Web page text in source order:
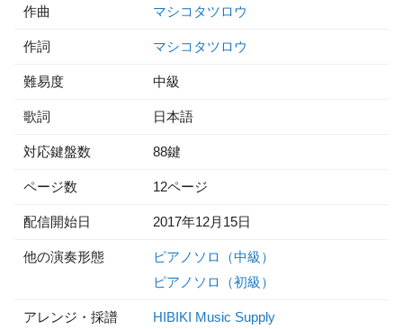
作曲 マシコタツロウ
作詞 マシコタツロウ
難易度 中級
歌詞 日本語
対応鍵盤数 88鍵
ページ数 12ページ
配信開始日 2017年12月15日
他の演奏形態
ピアノソロ（中級）
ピアノソロ（初級）
アレンジ・採譜 HIBIKI Music Supply